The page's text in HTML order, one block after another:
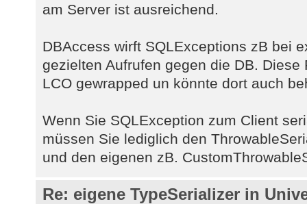
am Server ist ausreichend.
DBAccess wirft SQLExceptions zB bei
gezielten Aufrufen gegen die DB.
LCO gewrapped un könnte dort auch
Wenn Sie SQLException zum Client
müssen Sie lediglich den
und den eigenen zB.
Re: eigene TypeSerializer in